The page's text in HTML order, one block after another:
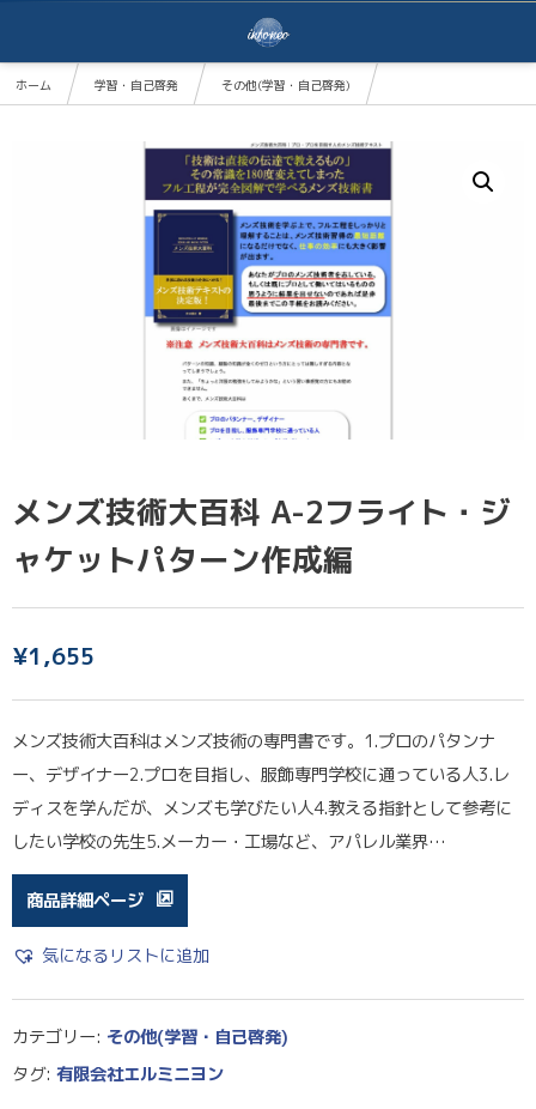
ホーム 学習・自己啓発
その他(学習・自己啓発)
メンズ技術大百科 A-2フライト・ジ
ャケットパターン作成編
¥1,655
メンズ技術大百科はメンズ技術の専門書です。1.プロのパタンナ
ー、デザイナー2.プロを目指し、服飾専門学校に通っている人3.レ
ディスを学んだが、メンズも学びたい人4.教える指針として参考に
したい学校の先生5.メーカー・工場など、アパレル業界…
商品詳細ページ
気になるリストに追加
カテゴリー: その他(学習・自己啓発)
タグ: 有限会社エルミニヨン